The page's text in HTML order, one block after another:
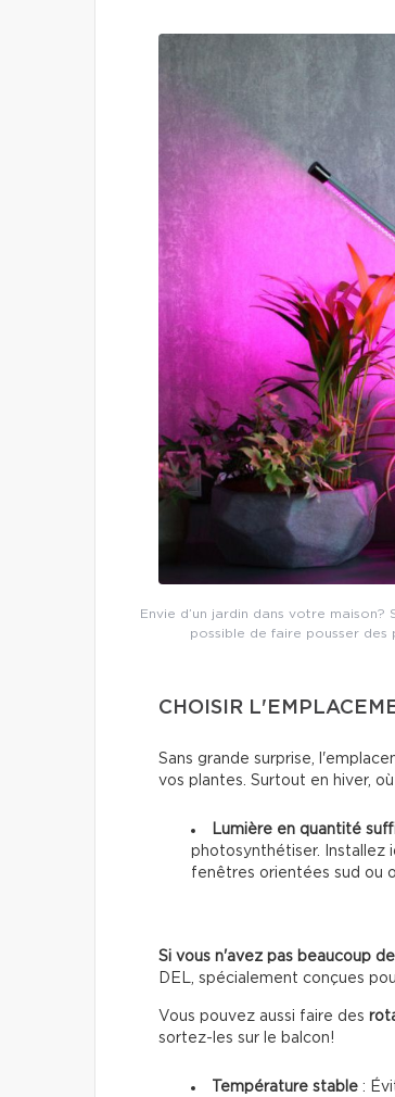
Envie d’un jardin dans votre
possible de faire pousser des
CHOISIR
Sans grande surprise,
vos plantes. Surtout en hiver,
Lumière en quantité
photosynthétiser. Installez
fenêtres orientées sud ou
Si vous n'avez pas beaucoup
DEL, spécialement conçues
Vous pouvez aussi faire des
sortez-les sur le balcon!
Température stable :